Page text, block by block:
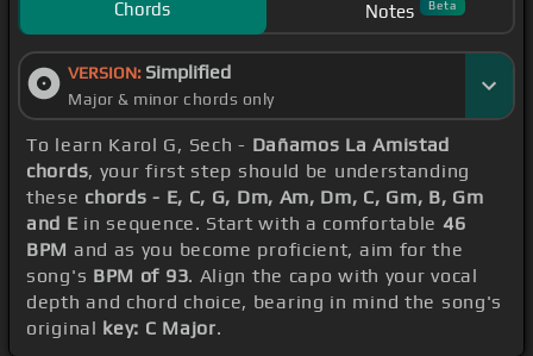
Chords Notes Beta
VERSION: Simplified
Major & minor chords only
To learn Karol G, Sech - Dañamos La Amistad
chords, your first step should be understanding
these chords - E, C, G, Dm, Am, Dm, C, Gm, B, Gm
and E in sequence. Start with a comfortable 46
BPM and as you become proficient, aim for the
song's BPM of 93. Align the capo with your vocal
depth and chord choice, bearing in mind the song's
original key: C Major.